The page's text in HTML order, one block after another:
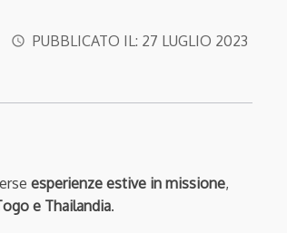
access_time PUBBLICATO IL: 27 LUGLIO 2023
esperienze estive in missione,
e Thailandia.